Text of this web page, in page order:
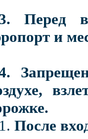
Перед
и
После